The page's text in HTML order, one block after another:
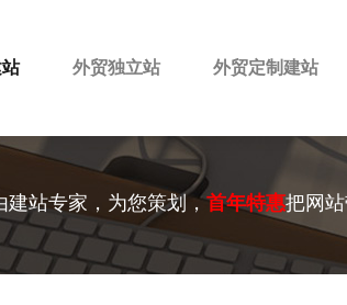
外贸独立站 外贸定制建站
建站专家，为您策划，首年特惠把网